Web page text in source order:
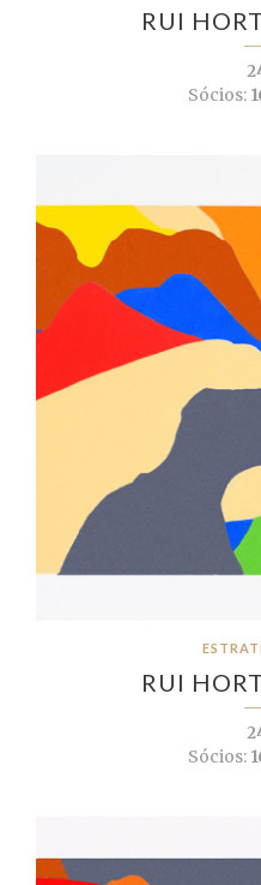
RUI
Sócios:
RUI
Sócios: